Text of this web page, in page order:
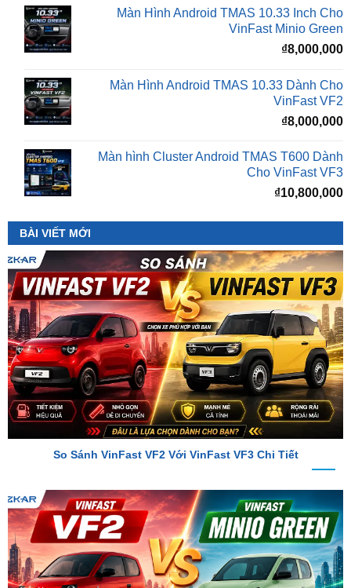
₫8,000,000
Màn Hình Android TMAS 10.33 Dành Cho
₫8,000,000
Màn hình Cluster Android TMAS T600 Dành
₫10,800,000
BÀI VIẾT MỚI
So Sánh VinFast VF2 Với VinFast VF3 Chi Tiết